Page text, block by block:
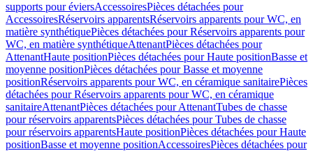
supports pour éviersAccessoiresPièces détachées pour
AccessoiresRéservoirs apparentsRéservoirs apparents pour WC, en
matière synthétiquePièces détachées pour Réservoirs apparents pour
WC, en matière synthétiqueAttenantPièces détachées pour
AttenantHaute positionPièces détachées pour Haute positionBasse et
moyenne positionPièces détachées pour Basse et moyenne
positionRéservoirs apparents pour WC, en céramique sanitairePièces
détachées pour Réservoirs apparents pour WC, en céramique
sanitaireAttenantPièces détachées pour AttenantTubes de chasse
pour réservoirs apparentsPièces détachées pour Tubes de chasse
pour réservoirs apparentsHaute positionPièces détachées pour Haute
positionBasse et moyenne positionAccessoiresPièces détachées pour